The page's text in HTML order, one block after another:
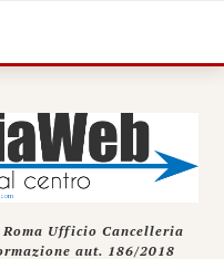
Ufficio Cancelleria
aut. 186/2018